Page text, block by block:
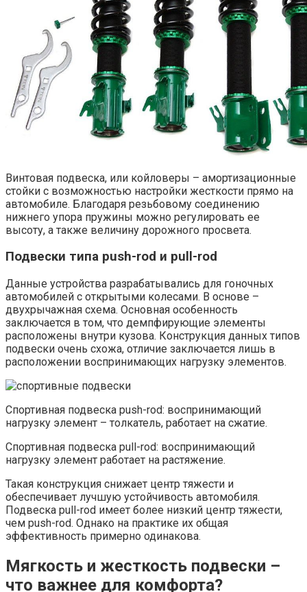
Винтовая подвеска, или койловеры – амортизационные
стойки с возможностью настройки жесткости прямо на
автомобиле. Благодаря резьбовому соединению
нижнего упора пружины можно регулировать ее
высоту, а также величину дорожного просвета.
Подвески типа push-rod и pull-rod
Данные устройства разрабатывались для гоночных
автомобилей с открытыми колесами. В основе –
двухрычажная схема. Основная особенность
заключается в том, что демпфирующие элементы
расположены внутри кузова. Конструкция данных типов
подвески очень схожа, отличие заключается лишь в
расположении воспринимающих нагрузку элементов.
Спортивная подвеска push-rod: воспринимающий
нагрузку элемент – толкатель, работает на сжатие.
Спортивная подвеска pull-rod: воспринимающий
нагрузку элемент работает на растяжение.
Такая конструкция снижает центр тяжести и
обеспечивает лучшую устойчивость автомобиля.
Подвеска pull-rod имеет более низкий центр тяжести,
чем push-rod. Однако на практике их общая
эффективность примерно одинакова.
Мягкость и жесткость подвески –
что важнее для комфорта?